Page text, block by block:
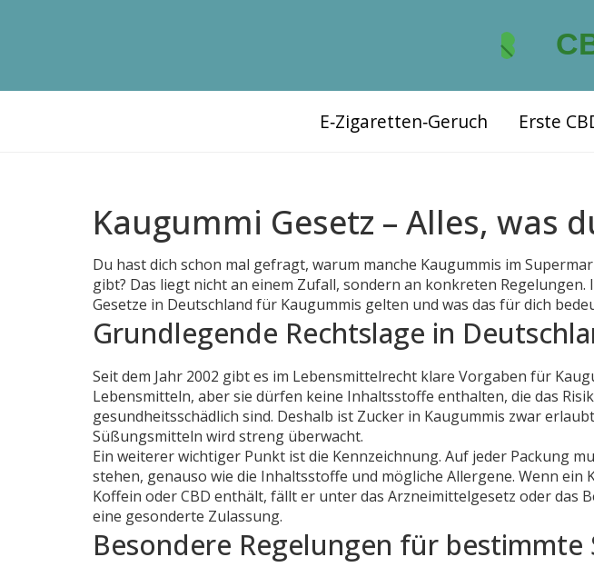
E‑Zigaretten‑Geruch Erste
Kaugummi Gesetz – Alles, was
Du hast dich schon mal gefragt, warum manche Kaugummis im
gibt? Das liegt nicht an einem Zufall, sondern an konkreten Regelungen.
Gesetze in Deutschland für Kaugummis gelten und was das für dich
Grundlegende Rechtslage in
Seit dem Jahr 2002 gibt es im Lebensmittelrecht klare Vorgaben für
Lebensmitteln, aber sie dürfen keine Inhaltsstoffe enthalten, die das
gesundheitsschädlich sind. Deshalb ist Zucker in Kaugummis zwar
Süßungsmitteln wird streng überwacht.
Ein weiterer wichtiger Punkt ist die Kennzeichnung. Auf jeder Packung
stehen, genauso wie die Inhaltsstoffe und mögliche Allergene. Wenn ein
Koffein oder CBD enthält, fällt er unter das Arzneimittelgesetz oder das
eine gesonderte Zulassung.
Besondere Regelungen für bestimmte